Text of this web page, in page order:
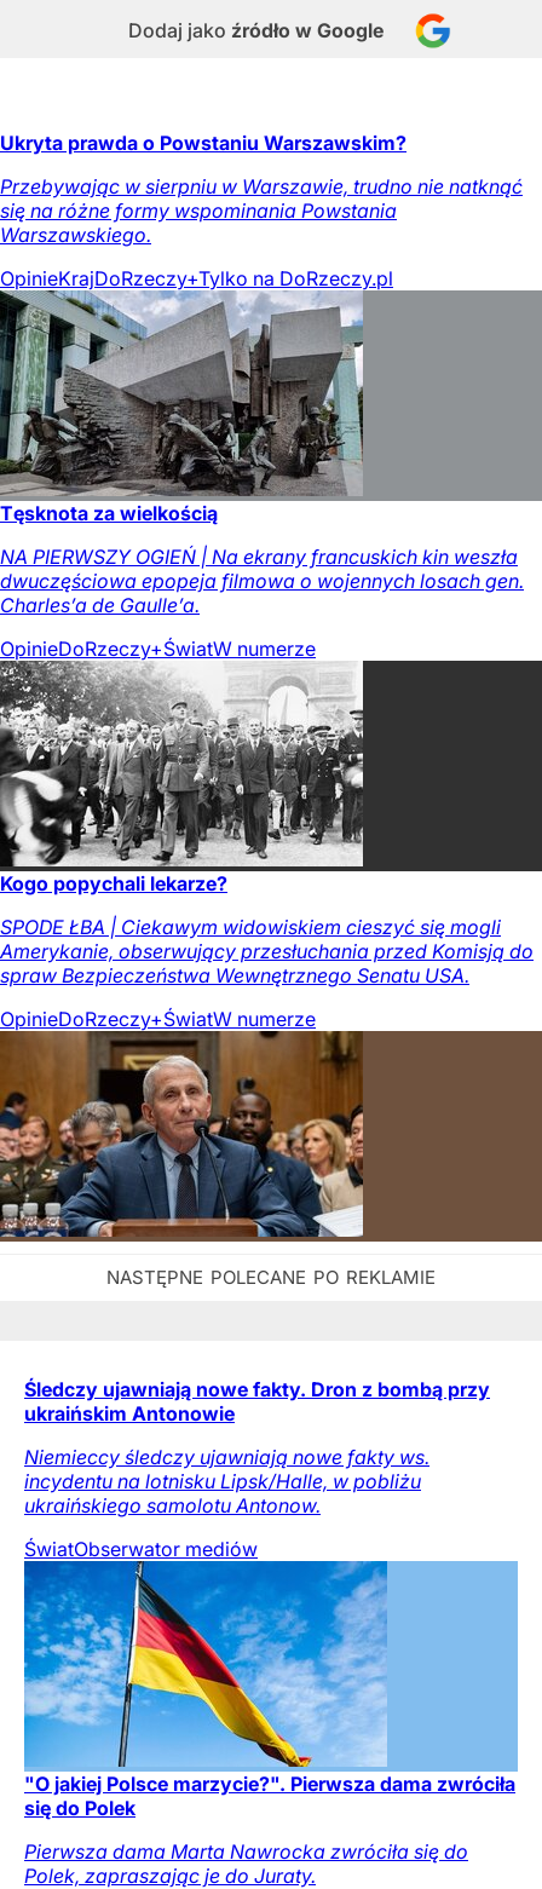
Dodaj jako źródło w Google
Ukryta prawda o Powstaniu Warszawskim?
Przebywając w sierpniu w Warszawie, trudno nie natknąć
się na różne formy wspominania Powstania
Warszawskiego.
OpinieKrajDoRzeczy+Tylko na DoRzeczy.pl
Tęsknota za wielkością
NA PIERWSZY OGIEŃ | Na ekrany francuskich kin weszła
dwuczęściowa epopeja filmowa o wojennych losach gen.
Charles’a de Gaulle’a.
OpinieDoRzeczy+ŚwiatW numerze
Kogo popychali lekarze?
SPODE ŁBA | Ciekawym widowiskiem cieszyć się mogli
Amerykanie, obserwujący przesłuchania przed Komisją do
spraw Bezpieczeństwa Wewnętrznego Senatu USA.
OpinieDoRzeczy+ŚwiatW numerze
Śledczy ujawniają nowe fakty. Dron z bombą przy
ukraińskim Antonowie
Niemieccy śledczy ujawniają nowe fakty ws.
incydentu na lotnisku Lipsk/Halle, w pobliżu
ukraińskiego samolotu Antonow.
ŚwiatObserwator mediów
"O jakiej Polsce marzycie?". Pierwsza dama zwróciła
się do Polek
Pierwsza dama Marta Nawrocka zwróciła się do
Polek, zapraszając je do Juraty.